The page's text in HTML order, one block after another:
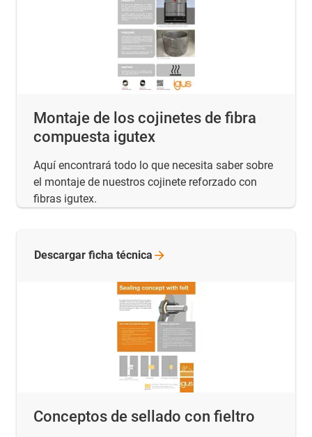
Montaje de los cojinetes de fibra
compuesta igutex
Aquí encontrará todo lo que necesita saber sobre
el montaje de nuestros cojinete reforzado con
fibras igutex.
Conceptos de sellado con fieltro
Descargar ficha técnica